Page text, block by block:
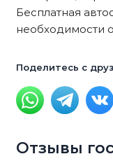
Бесплатная
необходимости
Поделитесь с
Отзывы